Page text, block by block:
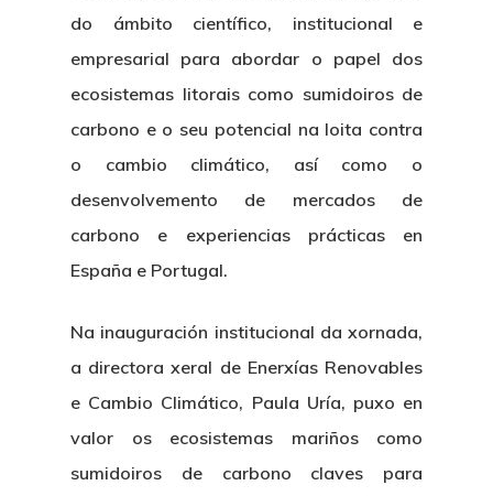
do ámbito científico, institucional e
empresarial para abordar o papel dos
ecosistemas litorais como sumidoiros de
carbono e o seu potencial na loita contra
o cambio climático, así como o
desenvolvemento de mercados de
carbono e experiencias prácticas en
España e Portugal.
Na inauguración institucional da xornada,
a directora xeral de Enerxías Renovables
e Cambio Climático, Paula Uría, puxo en
valor os ecosistemas mariños como
sumidoiros de carbono claves para